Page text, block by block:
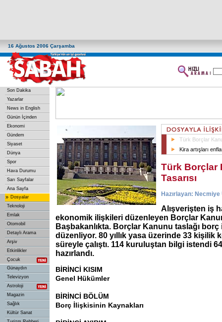
16 Ağustos 2006 Çarşamba
Son Dakika
Yazarlar
News in English
Günün İçinden
Ekonomi
Gündem
Siyaset
Dünya
Spor
Hava Durumu
Sarı Sayfalar
Ana Sayfa
» Dosyalar
Teknoloji
Emlak
Otomobil
Detaylı Arama
Arşiv
Etkinlikler
Çocuk
Günaydın
Televizyon
Astroloji
Magazin
Sağlık
Kültür Sanat
Türk Borçlar
Kira artışları
Türk Borçlar
Tasarısı
Hazırlayan:
Alışverişten iş
ekonomik ilişkileri düzenleyen Borçlar
Başbakanlıkta. Borçlar Kanunu taslağı
düzenliyor. 80 yıllık yasa üzerinde 33 kişilik
süreyle çalıştı. 114 kuruluştan bilgi istendi
hazırlandı.
BİRİNCİ KISIM
Genel Hükümler
BİRİNCİ BÖLÜM
Borç İlişkisinin Kaynakları